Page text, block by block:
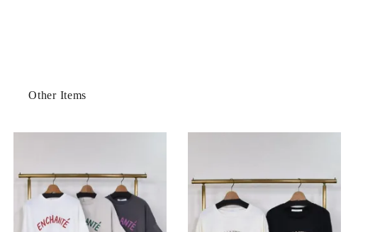
Other Items